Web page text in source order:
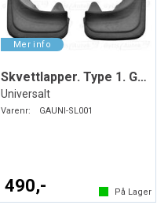
Skvettlapper. Type 1. Gummi
Universalt
Varenr: GAUNI-SL001
490,- På Lager